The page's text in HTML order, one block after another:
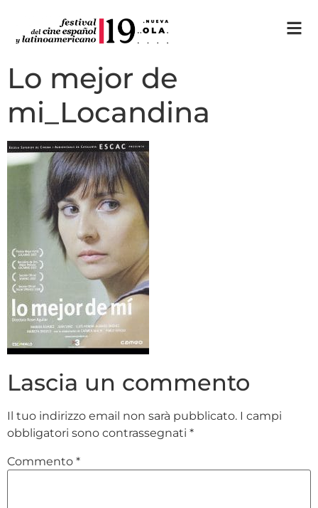
Lo mejor de
mi_Locandina
Lascia un commento
Il tuo indirizzo email non sarà pubblicato. I campi
obbligatori sono contrassegnati *
Commento *